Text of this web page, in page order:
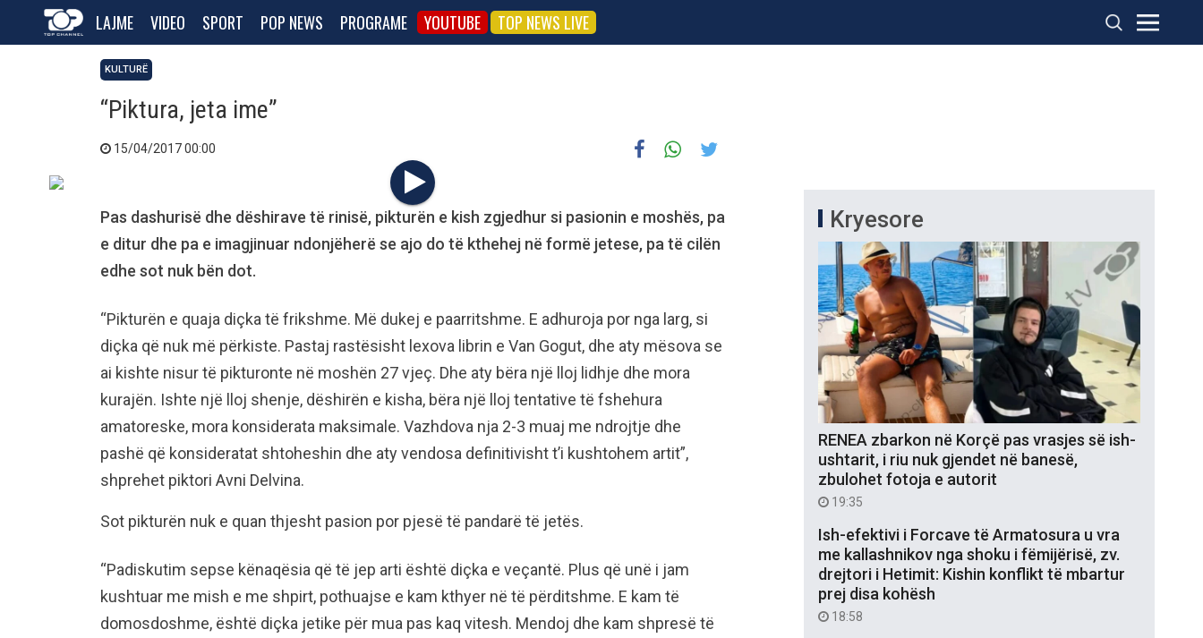
LAJME VIDEO SPORT POP NEWS PROGRAME YOUTUBE TOP NEWS LIVE
KULTURË
“Piktura, jeta ime”
15/04/2017 00:00
Pas dashurisë dhe dëshirave të rinisë, pikturën e kish zgjedhur si pasionin e moshës, pa
e ditur dhe pa e imagjinuar ndonjëherë se ajo do të kthehej në formë jetese, pa të cilën
edhe sot nuk bën dot.
“Pikturën e quaja diçka të frikshme. Më dukej e paarritshme. E adhuroja por nga larg, si
diçka që nuk më përkiste. Pastaj rastësisht lexova librin e Van Gogut, dhe aty mësova se
ai kishte nisur të pikturonte në moshën 27 vjeç. Dhe aty bëra një lloj lidhje dhe mora
kurajën. Ishte një lloj shenje, dëshirën e kisha, bëra një lloj tentative të fshehura
amatoreske, mora konsiderata maksimale. Vazhdova nja 2-3 muaj me ndrojtje dhe
pashë që konsideratat shtoheshin dhe aty vendosa definitivisht t’i kushtohem artit”,
shprehet piktori Avni Delvina.
Sot pikturën nuk e quan thjesht pasion por pjesë të pandarë të jetës.
“Padiskutim sepse kënaqësia që të jep arti është diçka e veçantë. Plus që unë i jam
kushtuar me mish e me shpirt, pothuajse e kam kthyer në të përditshme. E kam të
domosdoshme, është diçka jetike për mua pas kaq vitesh. Mendoj dhe kam shpresë të
Kryesore
RENEA zbarkon në Korçë pas vrasjes së ish-
ushtarit, i riu nuk gjendet në banesë,
zbulohet fotoja e autorit
19:35
Ish-efektivi i Forcave të Armatosura u vra
me kallashnikov nga shoku i fëmijërisë, zv.
drejtori i Hetimit: Kishin konflikt të mbartur
prej disa kohësh
18:58